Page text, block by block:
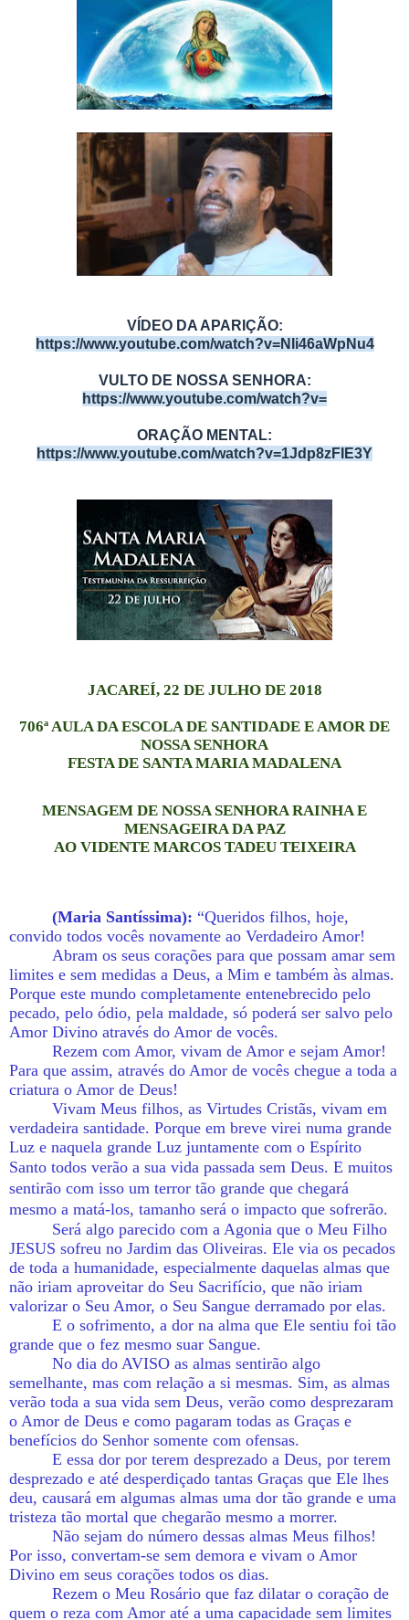
VÍDEO DA APARIÇÃO:
https://www.youtube.com/watch?v=NIi46aWpNu4
VULTO DE NOSSA SENHORA:
https://www.youtube.com/watch?v=
ORAÇÃO MENTAL:
https://www.youtube.com/watch?v=1Jdp8zFIE3Y
JACAREÍ, 22 DE JULHO DE 2018
706ª AULA DA ESCOLA DE SANTIDADE E AMOR DE
NOSSA SENHORA
FESTA DE SANTA MARIA MADALENA
MENSAGEM DE NOSSA SENHORA RAINHA E
MENSAGEIRA DA PAZ
AO VIDENTE MARCOS TADEU TEIXEIRA
(Maria Santíssima): “Queridos filhos, hoje,
convido todos vocês novamente ao Verdadeiro Amor!
Abram os seus corações para que possam amar sem
limites e sem medidas a Deus, a Mim e também às almas.
Porque este mundo completamente entenebrecido pelo
pecado, pelo ódio, pela maldade, só poderá ser salvo pelo
Amor Divino através do Amor de vocês.
Rezem com Amor, vivam de Amor e sejam Amor!
Para que assim, através do Amor de vocês chegue a toda a
criatura o Amor de Deus!
Vivam Meus filhos, as Virtudes Cristãs, vivam em
verdadeira santidade. Porque em breve virei numa grande
Luz e naquela grande Luz juntamente com o Espírito
Santo todos verão a sua vida passada sem Deus. E muitos
sentirão com isso um terror tão grande que chegará
mesmo a matá-los, tamanho será o impacto que sofrerão.
Será algo parecido com a Agonia que o Meu Filho
JESUS sofreu no Jardim das Oliveiras. Ele via os pecados
de toda a humanidade, especialmente daquelas almas que
não iriam aproveitar do Seu Sacrifício, que não iriam
valorizar o Seu Amor, o Seu Sangue derramado por elas.
E o sofrimento, a dor na alma que Ele sentiu foi tão
grande que o fez mesmo suar Sangue.
No dia do AVISO as almas sentirão algo
semelhante, mas com relação a si mesmas. Sim, as almas
verão toda a sua vida sem Deus, verão como desprezaram
o Amor de Deus e como pagaram todas as Graças e
benefícios do Senhor somente com ofensas.
E essa dor por terem desprezado a Deus, por terem
desprezado e até desperdiçado tantas Graças que Ele lhes
deu, causará em algumas almas uma dor tão grande e uma
tristeza tão mortal que chegarão mesmo a morrer.
Não sejam do número dessas almas Meus filhos!
Por isso, convertam-se sem demora e vivam o Amor
Divino em seus corações todos os dias.
Rezem o Meu Rosário que faz dilatar o coração de
quem o reza com Amor até a uma capacidade sem limites